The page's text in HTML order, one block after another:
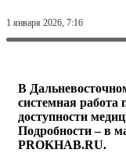
1 января 2026, 7:16
края
В
системная работа
доступности
Подробности – в
PROKHAB.RU.